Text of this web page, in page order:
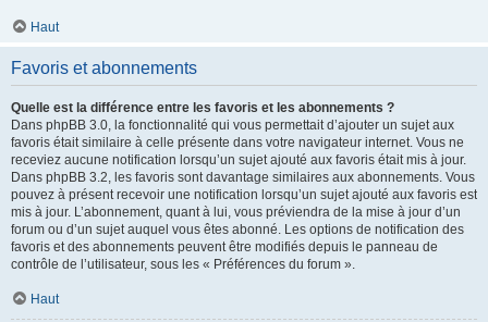
Haut
Favoris et abonnements
Quelle est la différence entre les favoris et les abonnements ?
Dans phpBB 3.0, la fonctionnalité qui vous permettait d’ajouter un sujet aux
favoris était similaire à celle présente dans votre navigateur internet. Vous ne
receviez aucune notification lorsqu’un sujet ajouté aux favoris était mis à jour.
Dans phpBB 3.2, les favoris sont davantage similaires aux abonnements. Vous
pouvez à présent recevoir une notification lorsqu’un sujet ajouté aux favoris est
mis à jour. L’abonnement, quant à lui, vous préviendra de la mise à jour d’un
forum ou d’un sujet auquel vous êtes abonné. Les options de notification des
favoris et des abonnements peuvent être modifiés depuis le panneau de
contrôle de l’utilisateur, sous les « Préférences du forum ».
Haut